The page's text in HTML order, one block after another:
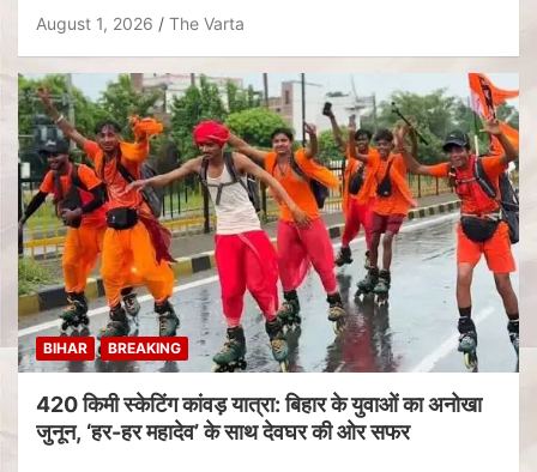
August 1, 2026 The Varta
BIHAR BREAKING
420 किमी स्केटिंग कांवड़ यात्रा: बिहार के युवाओं का अनोखा
जुनून, ‘हर-हर महादेव’ के साथ देवघर की ओर सफर